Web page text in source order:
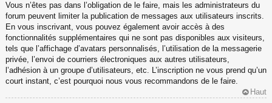
Vous n’êtes pas dans l’obligation de le faire, mais les administrateurs du
forum peuvent limiter la publication de messages aux utilisateurs inscrits.
En vous inscrivant, vous pouvez également avoir accès à des
fonctionnalités supplémentaires qui ne sont pas disponibles aux visiteurs,
tels que l’affichage d’avatars personnalisés, l’utilisation de la messagerie
privée, l’envoi de courriers électroniques aux autres utilisateurs,
l’adhésion à un groupe d’utilisateurs, etc. L’inscription ne vous prend qu’un
court instant, c’est pourquoi nous vous recommandons de le faire.
Haut